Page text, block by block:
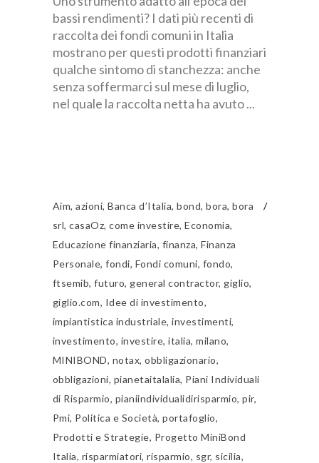
bassi rendimenti? I dati più recenti di
raccolta dei fondi comuni in Italia
mostrano per questi prodotti finanziari
qualche sintomo di stanchezza: anche
senza soffermarci sul mese di luglio,
nel quale la raccolta netta ha avuto
Aim,azioni,Banca d’Italia,bond,bora,bora
srl,casaOz,come investire,Economia,
Educazione finanziaria, finanza,Finanza
Personale,fondi, Fondi comuni, fondo,
ftsemib,futuro, general contractor, giglio,
giglio.com, Idee di investimento,
impiantistica industriale,investimenti,
investimento, investire,italia,milano,
MINIBOND, notax,obbligazionario,
obbligazioni, pianetaitalalia, Piani Individuali
di Risparmio, pianiindividualidirisparmio,pir,
Pmi, Politica e Società,portafoglio,
Prodotti e Strategie, Progetto MiniBond
Italia, risparmiatori,risparmio, sgr, sicilia,